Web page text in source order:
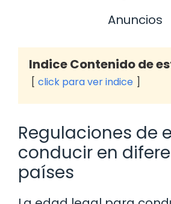
Anuncios
Indice Contenido de
click para ver indice
Regulaciones de
conducir en
países